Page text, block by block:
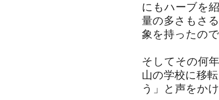
にもハーブを
量の多さもさ
象を持ったの
そしてその何
山の学校に移
う」と声をか